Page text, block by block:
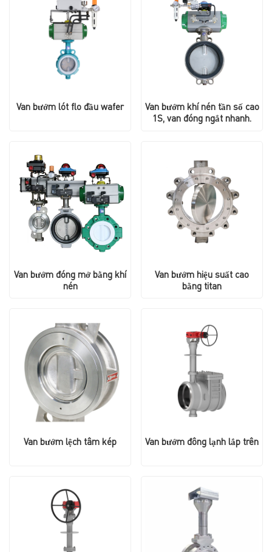
Van bướm lót flo đầu wafer
Van bướm khí nén tần số cao
1S, van đóng ngắt nhanh.
Van bướm đóng mở bằng khí
nén
Van bướm hiệu suất cao
bằng titan
Van bướm lệch tâm kép Van bướm đông lạnh lắp trên